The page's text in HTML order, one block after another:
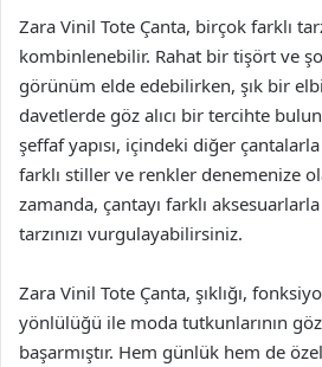
Zara Vinil Tote Çanta, birçok farklı
kombinlenebilir. Rahat bir tişört ve
görünüm elde edebilirken, şık bir
davetlerde göz alıcı bir tercihte
şeffaf yapısı, içindeki diğer
farklı stiller ve renkler denemenize
zamanda, çantayı farklı
tarzınızı vurgulayabilirsiniz.
Zara Vinil Tote Çanta, şıklığı,
yönlülüğü ile moda tutkunlarının
başarmıştır. Hem günlük hem de